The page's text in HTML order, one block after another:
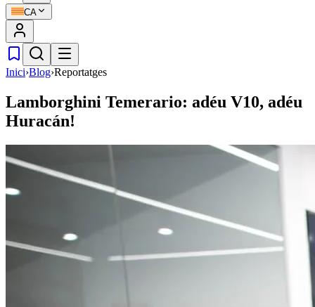
CA
Inici›Blog›Reportatges
Lamborghini Temerario: adéu V10, adéu
Huracán!